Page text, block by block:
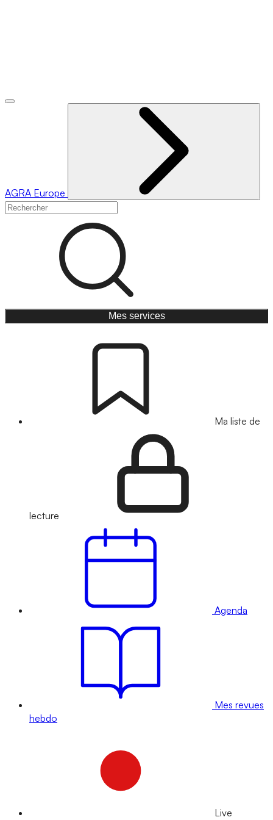
AGRA Europe
Mes services
Ma liste de
lecture
Agenda
Mes revues
hebdo
Live